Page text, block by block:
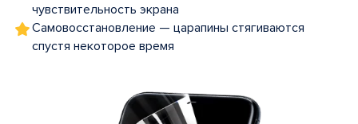
чувствительность экрана
Самовосстановление — царапины стягиваются
спустя некоторое время